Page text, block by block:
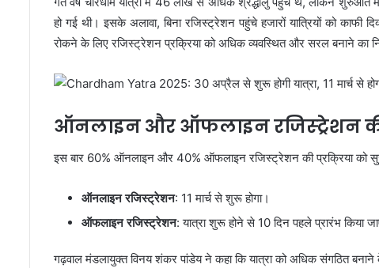
हो गई थी। इसके अलावा, बिना रजिस्ट्रेशन पहुंचे हजारों यात्रियों को काफी
रोकने के लिए रजिस्ट्रेशन प्रक्रिया को अधिक व्यवस्थित और सरल बनाने का
ऑनलाइन और ऑफलाइन रजिस्ट्रेशन
इस बार 60% ऑनलाइन और 40% ऑफलाइन रजिस्ट्रेशन की प्रक्रिया को
ऑनलाइन रजिस्ट्रेशन: 11 मार्च से शुरू होगा।
ऑफलाइन रजिस्ट्रेशन: यात्रा शुरू होने से 10 दिन पहले प्रारंभ किया
गढ़वाल मंडलायुक्त विनय शंकर पांडेय ने कहा कि यात्रा को अधिक संगठित